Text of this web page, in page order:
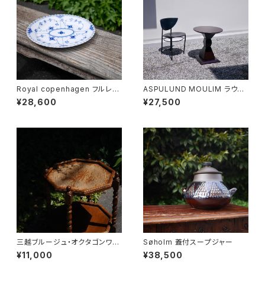
Royal copenhagen フルレー
ス オーバルディッシュ
¥28,600
ASPULUND MOULIM ラウン
ドテーブル
¥27,500
三越ブルージュ・オクタゴンワゴ
ン
¥11,000
Søholm 蓋付スープジャー
¥38,500